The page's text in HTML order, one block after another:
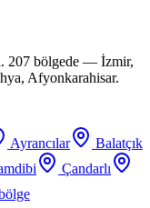
207 bölgede — İzmir,
Afyonkarahisar.
Ayrancılar
Balatçık
Çandarlı